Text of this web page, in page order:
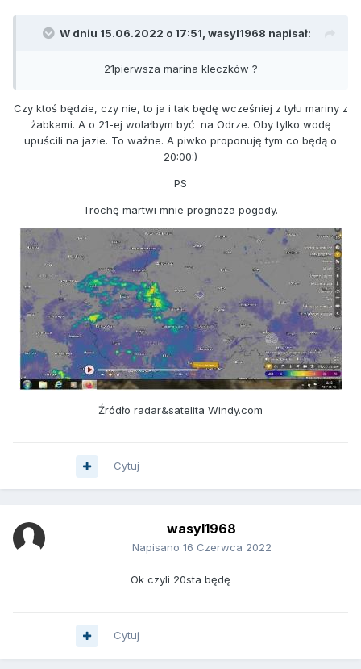
W dniu 15.06.2022 o 17:51, wasyl1968 napisał:
21pierwsza marina kleczków ?
Czy ktoś będzie, czy nie, to ja i tak będę wcześniej z tyłu mariny z
żabkami. A o 21-ej wolałbym być na Odrze. Oby tylko wodę
upuścili na jazie. To ważne. A piwko proponuję tym co będą o
20:00:)
PS
Trochę martwi mnie prognoza pogody.
Źródło radar&satelita Windy.com
Cytuj
wasyl1968
Napisano 16 Czerwca 2022
Ok czyli 20sta będę
Cytuj